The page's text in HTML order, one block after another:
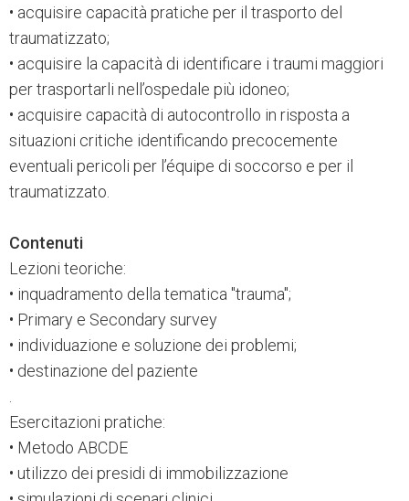
• acquisire capacità pratiche per il trasporto del
traumatizzato;
• acquisire la capacità di identificare i traumi maggiori
per trasportarli nell’ospedale più idoneo;
• acquisire capacità di autocontrollo in risposta a
situazioni critiche identificando precocemente
eventuali pericoli per l’équipe di soccorso e per il
traumatizzato.
Contenuti
Lezioni teoriche:
• inquadramento della tematica "trauma";
• Primary e Secondary survey
• individuazione e soluzione dei problemi;
• destinazione del paziente
Esercitazioni pratiche:
• Metodo ABCDE
• utilizzo dei presidi di immobilizzazione